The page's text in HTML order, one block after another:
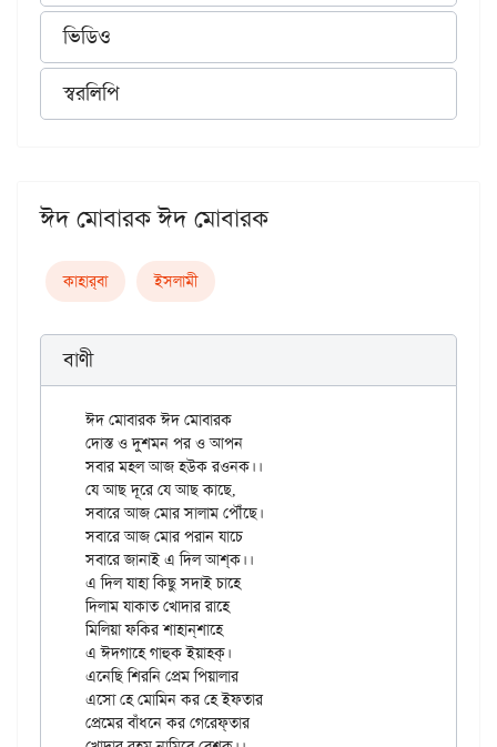
ভিডিও
স্বরলিপি
ঈদ মোবারক ঈদ মোবারক
কাহার্‌বা ইসলামী
বাণী
ঈদ মোবারক ঈদ মোবারক
দোস্ত ও দুশমন পর ও আপন
সবার মহল আজ হউক রওনক।।
যে আছ দূরে যে আছ কাছে,
সবারে আজ মোর সালাম পৌঁছে।
সবারে আজ মোর পরান যাচে
সবারে জানাই এ দিল আশ্‌ক।।
এ দিল যাহা কিছু সদাই চাহে
দিলাম যাকাত খোদার রাহে
মিলিয়া ফকির শাহান্‌শাহে
এ ঈদগাহে গাহুক ইয়াহক্‌।
এনেছি শিরনি প্রেম পিয়ালার
এসো হে মোমিন কর হে ইফতার
প্রেমের বাঁধনে কর গেরেফ্‌তার